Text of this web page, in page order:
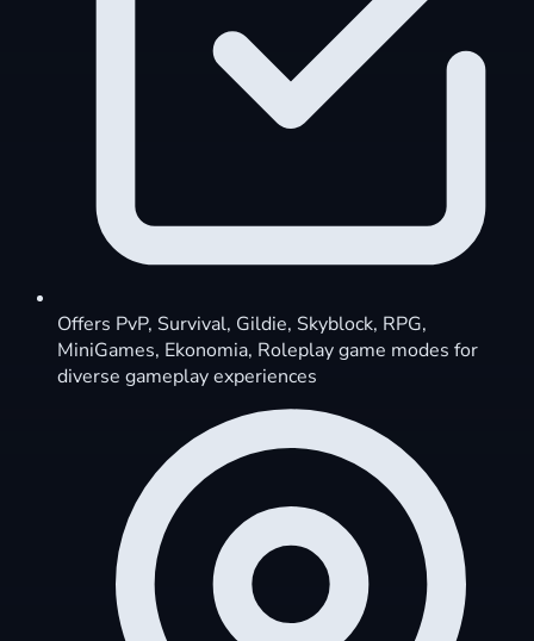
Offers PvP, Survival, Gildie, Skyblock, RPG,
MiniGames, Ekonomia, Roleplay game modes for
diverse gameplay experiences